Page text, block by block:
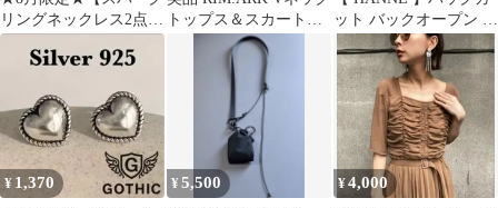
リングネックレス2点セ
ット】zara drawer 系
トップス＆スカートセ
ットアップ 36 ブラック
ット バックオープン 半
袖 ロングワンピース 紺
¥ 1,370 ¥5,500 ¥4,000